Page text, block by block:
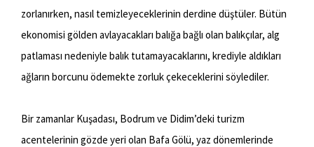
zorlanırken, nasıl temizleyeceklerinin derdine düştüler. Bütün
ekonomisi gölden avlayacakları balığa bağlı olan balıkçılar, alg
patlaması nedeniyle balık tutamayacaklarını, krediyle aldıkları
ağların borcunu ödemekte zorluk çekeceklerini söylediler.
Bir zamanlar Kuşadası, Bodrum ve Didim’deki turizm
acentelerinin gözde yeri olan Bafa Gölü, yaz dönemlerinde